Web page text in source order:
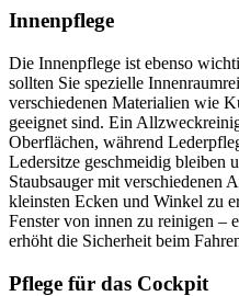
Innenpflege
Die Innenpflege ist ebenso
sollten Sie spezielle
verschiedenen Materialien wie
geeignet sind. Ein
Oberflächen, während
Ledersitze geschmeidig bleiben
Staubsauger mit verschiedenen
kleinsten Ecken und Winkel zu
Fenster von innen zu reinigen –
erhöht die Sicherheit beim
Pflege für das Cockpit